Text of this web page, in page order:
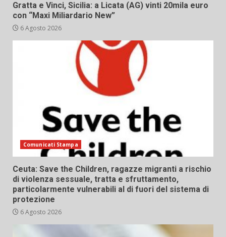
Gratta e Vinci, Sicilia: a Licata (AG) vinti 20mila euro
con “Maxi Miliardario New”
6 Agosto 2026
Comunicati Stampa
Ceuta: Save the Children, ragazze migranti a rischio
di violenza sessuale, tratta e sfruttamento,
particolarmente vulnerabili al di fuori del sistema di
protezione
6 Agosto 2026